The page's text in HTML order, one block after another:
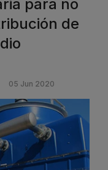
para no
de
05 Jun 2020